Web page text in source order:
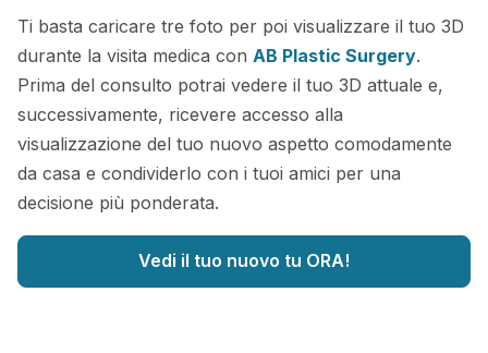
Ti basta caricare tre foto per poi visualizzare il tuo 3D
durante la visita medica con AB Plastic Surgery.
Prima del consulto potrai vedere il tuo 3D attuale e,
successivamente, ricevere accesso alla
visualizzazione del tuo nuovo aspetto comodamente
da casa e condividerlo con i tuoi amici per una
decisione più ponderata.
Vedi il tuo nuovo tu ORA!